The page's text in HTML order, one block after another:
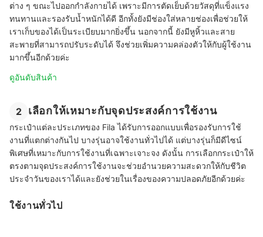
ต่าง ๆ ขณะไปออกกำลังกายได้ เพราะมีการตัดเย็บด้วยวัสดุที่แข็งแรง
ทนทานและรองรับน้ำหนักได้ดี อีกทั้งยังมีช่องใส่หลายช่องเพื่อช่วยให้
เราเก็บของได้เป็นระเบียบมากยิ่งขึ้น นอกจากนี้ ยังมีหูหิ้วและสาย
สะพายที่สามารถปรับระดับได้ จึงช่วยเพิ่มความคล่องตัวให้กับผู้ใช้งาน
มากขึ้นอีกด้วยค่ะ
ดูอันดับสินค้า
2 เลือกให้เหมาะกับจุดประสงค์การใช้งาน
กระเป๋าแต่ละประเภทของ Fila ได้รับการออกแบบเพื่อรองรับการใช้
งานที่แตกต่างกันไป บางรุ่นอาจใช้งานทั่วไปได้ แต่บางรุ่นก็มีดีไซน์
พิเศษที่เหมาะกับการใช้งานที่เฉพาะเจาะจง ดังนั้น การเลือกกระเป๋าให้
ตรงตามจุดประสงค์การใช้งานจะช่วยอำนวยความสะดวกให้กับชีวิต
ประจำวันของเราได้และยังช่วยในเรื่องของความปลอดภัยอีกด้วยค่ะ
ใช้งานทั่วไป